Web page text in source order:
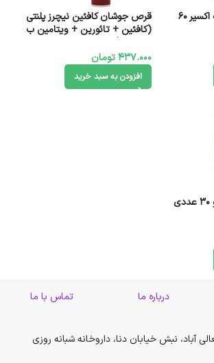
کپسول دامینست ادیب اکسیر 60
قرص جوشان کافئین نیچرز پلنتی
(کافئین + تائورین + ویتامین ب
437.000تومان
افزودن به سبد خرید
درباره ما تماس با ما
آباد، نبش خیابان دنا، داروخانه شبانه روزی